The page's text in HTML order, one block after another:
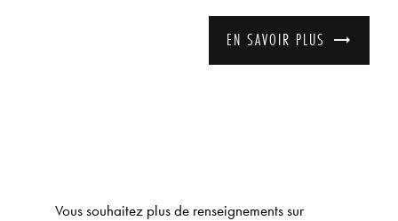
EN SAVOIR PLUS
Vous souhaitez plus de renseignements sur